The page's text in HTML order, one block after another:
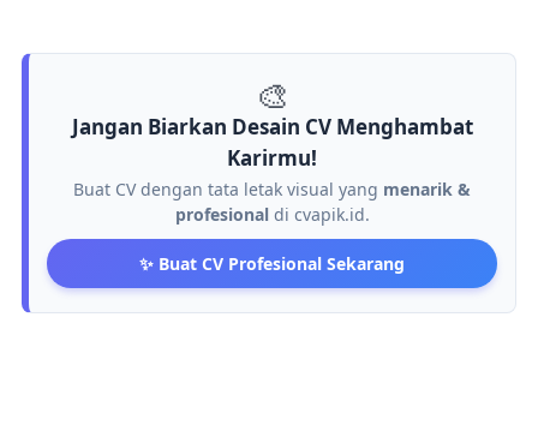
🎨
Jangan Biarkan Desain CV Menghambat
Karirmu!
Buat CV dengan tata letak visual yang menarik &
profesionaldi cvapik.id.
✨ Buat CV Profesional Sekarang